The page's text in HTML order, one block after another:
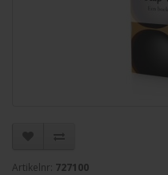
Artikelnr: 727100